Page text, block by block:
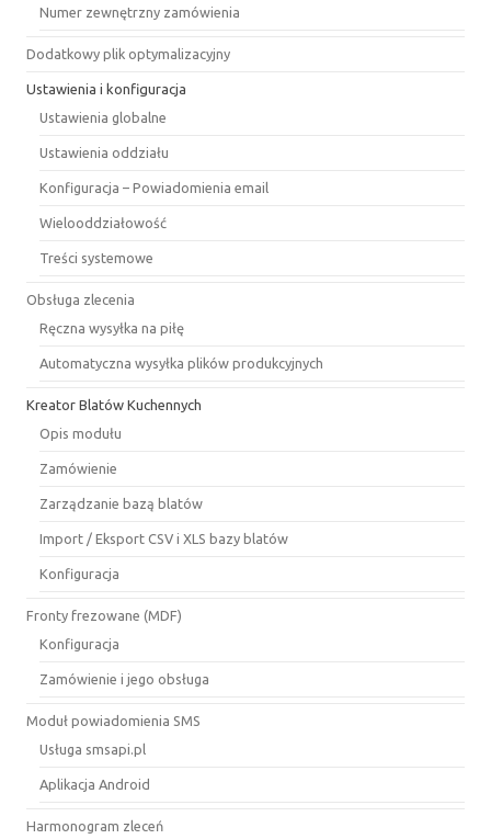
Numer zewnętrzny zamówienia
Dodatkowy plik optymalizacyjny
Ustawienia i konfiguracja
Ustawienia globalne
Ustawienia oddziału
Konfiguracja – Powiadomienia email
Wielooddziałowość
Treści systemowe
Obsługa zlecenia
Ręczna wysyłka na piłę
Automatyczna wysyłka plików produkcyjnych
Kreator Blatów Kuchennych
Opis modułu
Zamówienie
Zarządzanie bazą blatów
Import / Eksport CSV i XLS bazy blatów
Konfiguracja
Fronty frezowane (MDF)
Konfiguracja
Zamówienie i jego obsługa
Moduł powiadomienia SMS
Usługa smsapi.pl
Aplikacja Android
Harmonogram zleceń